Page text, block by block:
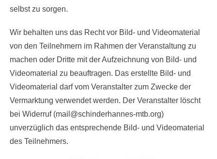
selbst zu sorgen.
Wir behalten uns das Recht vor Bild- und Videomaterial
von den Teilnehmern im Rahmen der Veranstaltung zu
machen oder Dritte mit der Aufzeichnung von Bild- und
Videomaterial zu beauftragen. Das erstellte Bild- und
Videomaterial darf vom Veranstalter zum Zwecke der
Vermarktung verwendet werden. Der Veranstalter löscht
bei Widerruf (mail@schinderhannes-mtb.org)
unverzüglich das entsprechende Bild- und Videomaterial
des Teilnehmers.